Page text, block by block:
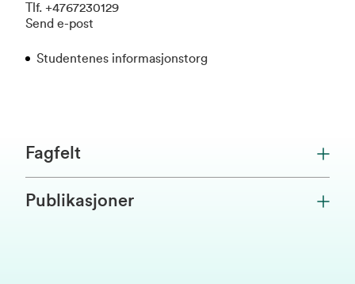
Tlf. +4767230129
Send e-post
Studentenes informasjonstorg
Fagfelt
Publikasjoner